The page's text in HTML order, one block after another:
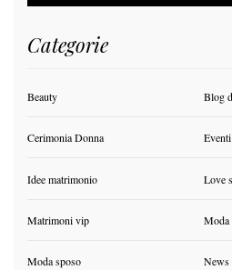
Categorie
Beauty Blog
Cerimonia Donna Eventi
Idee matrimonio Love
Matrimoni vip Moda
Moda sposo News